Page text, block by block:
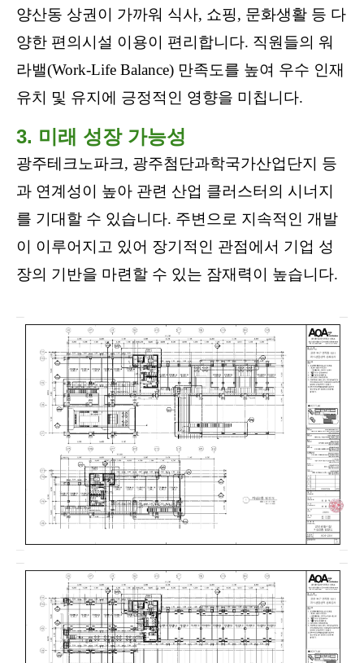
양산동 상권이 가까워 식사, 쇼핑, 문화생활 등 다
양한 편의시설 이용이 편리합니다. 직원들의 워
라밸(Work-Life Balance) 만족도를 높여 우수 인재
유치 및 유지에 긍정적인 영향을 미칩니다.
3. 미래 성장 가능성
광주테크노파크, 광주첨단과학국가산업단지 등
과 연계성이 높아 관련 산업 클러스터의 시너지
를 기대할 수 있습니다. 주변으로 지속적인 개발
이 이루어지고 있어 장기적인 관점에서 기업 성
장의 기반을 마련할 수 있는 잠재력이 높습니다.